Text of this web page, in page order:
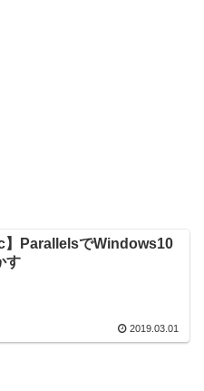
】ParallelsでWindows10
す
2019.03.01